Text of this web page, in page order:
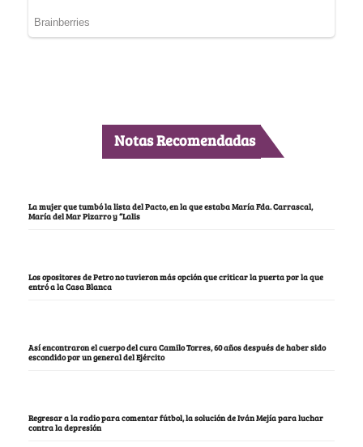
Notas Recomendadas
La mujer que tumbó la lista del Pacto, en la que estaba María Fda. Carrascal,
María del Mar Pizarro y “Lalis
Los opositores de Petro no tuvieron más opción que criticar la puerta por la que
entró a la Casa Blanca
Así encontraron el cuerpo del cura Camilo Torres, 60 años después de haber sido
escondido por un general del Ejército
Regresar a la radio para comentar fútbol, la solución de Iván Mejía para luchar
contra la depresión